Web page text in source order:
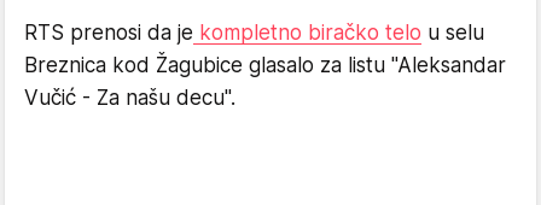
RTS prenosi da je kompletno biračko telo u selu
Breznica kod Žagubice glasalo za listu "Aleksandar
Vučić - Za našu decu".